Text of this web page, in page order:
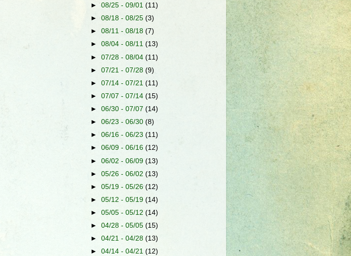
►08/25 - 09/01(11)
►08/18 - 08/25(3)
►08/11 - 08/18(7)
►08/04 - 08/11(13)
►07/28 - 08/04(11)
►07/21 - 07/28(9)
►07/14 - 07/21(11)
►07/07 - 07/14(15)
►06/30 - 07/07(14)
►06/23 - 06/30(8)
►06/16 - 06/23(11)
►06/09 - 06/16(12)
►06/02 - 06/09(13)
►05/26 - 06/02(13)
►05/19 - 05/26(12)
►05/12 - 05/19(14)
►05/05 - 05/12(14)
►04/28 - 05/05(15)
►04/21 - 04/28(13)
►04/14 - 04/21(12)